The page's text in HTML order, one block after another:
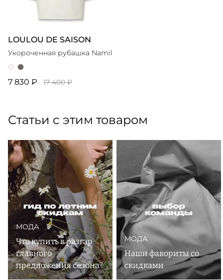
LOULOU DE SAISON
Укороченная рубашка Namil
7 830 ₽ 17 400 ₽
Статьи с этим товаром
МОДА
Что купить в разгар
главного
предложения сезона?
МОДА
Наши фавориты со
скидками